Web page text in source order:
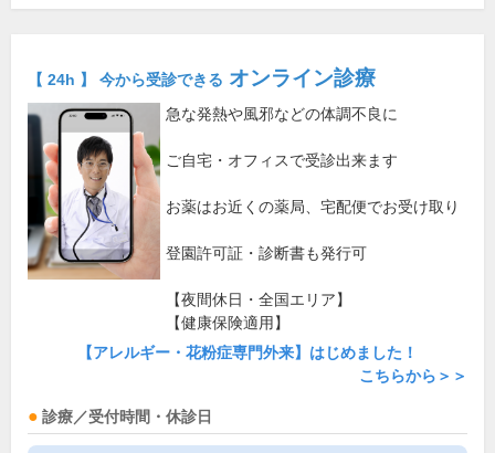
【 24h 】 今から受診できる オンライン診療
急な発熱や風邪などの体調不良に
ご自宅・オフィスで受診出来ます
お薬はお近くの薬局、宅配便でお受け取り
登園許可証・診断書も発行可
【夜間休日・全国エリア】
【健康保険適用】
【アレルギー・花粉症専門外来】はじめました！
こちらから＞＞
診療／受付時間・休診日